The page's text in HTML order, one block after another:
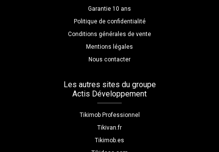
Garantie 10 ans
Politique de confidentialité
Conditions générales de vente
Mentions légales
Nous contacter
Les autres sites du groupe
Actis Développement
Tikimob Professionnel
Tikivan.fr
Tikimob.es